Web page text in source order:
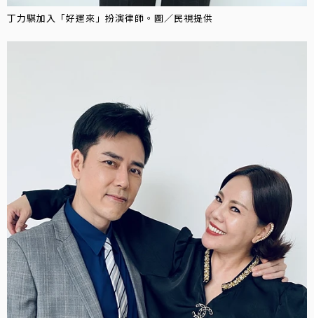
丁力騏加入「好運來」扮演律師。圖／民視提供